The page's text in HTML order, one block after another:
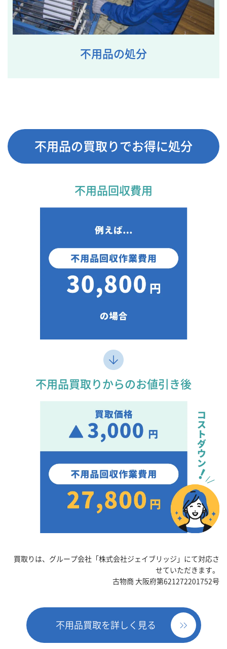
不用品の処分
不用品の買取りでお得に処分
不用品回収費用
不用品買取りからのお値引き後
買取りは、グループ会社「株式会社ジェイブリッジ」にて対応さ
せていただきます。
古物商 大阪府第621272201752号
不用品買取を詳しく見る